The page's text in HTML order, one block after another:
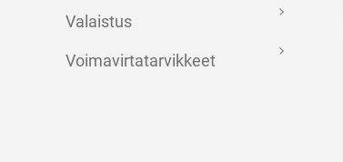
Valaistus
Voimavirtatarvikkeet